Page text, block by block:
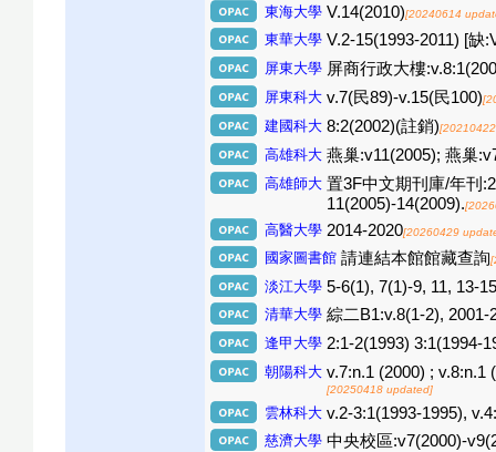
東海大學 V.14(2010)[20240614
東華大學 V.2-15(1993-2011) [缺
屏東大學 屏商行政大樓
屏東科大 v.7(民89)-v.15(民100)
建國科大 8:2(2002)(註銷)
高雄科大 燕巢:v11(2005); 燕巢
高雄師大 置3F中文期刊庫/年刊
11(2005)-14(2009).
高醫大學 2014-2020[20260429
國家圖書館 請連結本館館藏查詢
淡江大學 5-6(1), 7(1)-9, 11, 13-
清華大學 綜二B1:v.8(1-2), 2001-
逢甲大學 2:1-2(1993) 3:1(1994-
朝陽科大 v.7:n.1 (2000) ; v.8:n.1
[20250418 updated]
雲林科大 v.2-3:1(1993-1995),
慈濟大學 中央校區:v7(2000)-